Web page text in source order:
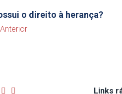
o direito à herança?
Links